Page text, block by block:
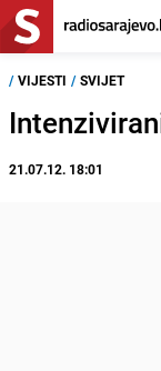
/ VIJESTI / SVIJET
21.07.12. 18:01